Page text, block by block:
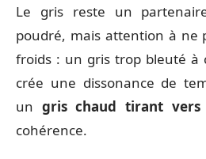
Le gris reste un
poudré, mais attention à ne
froids : un gris trop bleuté à
crée une dissonance de
un gris chaud tirant
cohérence.